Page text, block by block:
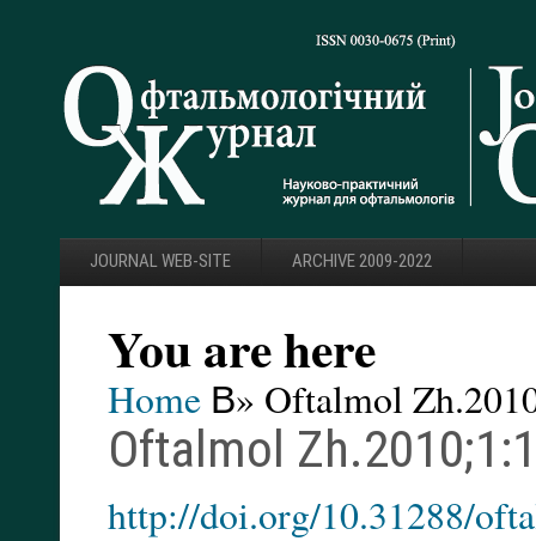
JOURNAL WEB-SITE ARCHIVE 2009-2022
You are here
Home В» Oftalmol
Oftalmol
http://doi.org/10.31288/